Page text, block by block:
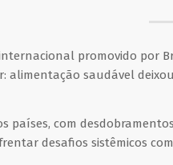
promovido por
alimentação saudável
países, com
desafios sistêmicos